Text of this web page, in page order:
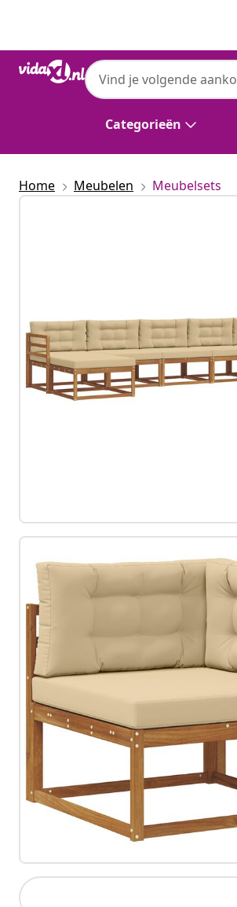
Categorieën
Home Meubelen Meubelsets